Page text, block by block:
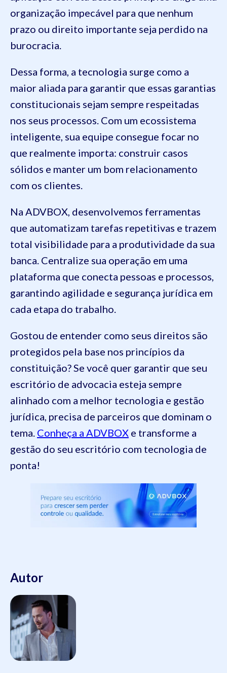
organização impecável para que nenhum
prazo ou direito importante seja perdido na
burocracia.
Dessa forma, a tecnologia surge como a
maior aliada para garantir que essas garantias
constitucionais sejam sempre respeitadas
nos seus processos. Com um ecossistema
inteligente, sua equipe consegue focar no
que realmente importa: construir casos
sólidos e manter um bom relacionamento
com os clientes.
Na ADVBOX, desenvolvemos ferramentas
que automatizam tarefas repetitivas e trazem
total visibilidade para a produtividade da sua
banca. Centralize sua operação em uma
plataforma que conecta pessoas e processos,
garantindo agilidade e segurança jurídica em
cada etapa do trabalho.
Gostou de entender como seus direitos são
protegidos pela base nos princípios da
constituição? Se você quer garantir que seu
escritório de advocacia esteja sempre
alinhado com a melhor tecnologia e gestão
jurídica, precisa de parceiros que dominam o
tema. Conheça a ADVBOX e transforme a
gestão do seu escritório com tecnologia de
ponta!
Autor